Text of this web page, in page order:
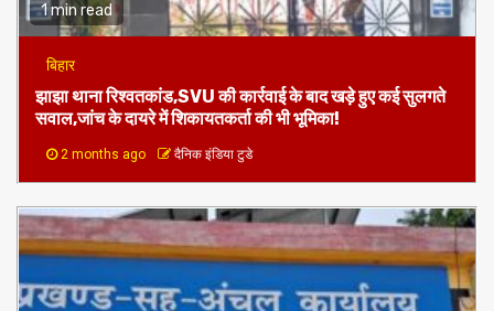
1 min read
बिहार
झाझा थाना रिश्वतकांड,SVU की कार्रवाई के बाद खड़े हुए कई सुलगते
सवाल,जांच के दायरे में शिकायतकर्ता की भी भूमिका!
2 months ago दैनिक इंडिया टुडे